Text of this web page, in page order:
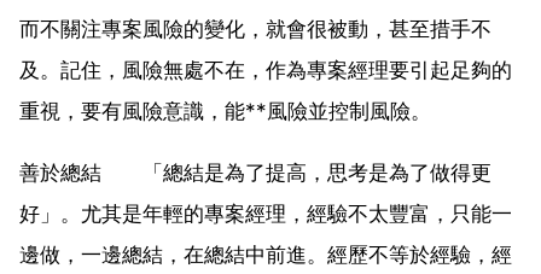
而不關注專案風險的變化，就會很被動，甚至措手不
及。記住，風險無處不在，作為專案經理要引起足夠的
重視，要有風險意識，能**風險並控制風險。
善於總結 「總結是為了提高，思考是為了做得更
好」。尤其是年輕的專案經理，經驗不太豐富，只能一
邊做，一邊總結，在總結中前進。經歷不等於經驗，經